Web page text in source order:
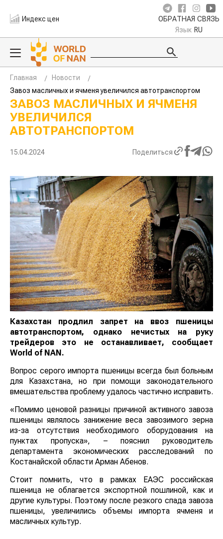
Индекс цен ОБРАТНАЯ СВЯЗЬ
Язык RU
Главная
Новости
Завоз масличных и ячменя увеличился автотранспортом
ЗАВОЗ МАСЛИЧНЫХ И ЯЧМЕНЯ
УВЕЛИЧИЛСЯ
АВТОТРАНСПОРТОМ
15.04.2024 Поделиться
Казахстан продлил запрет на ввоз пшеницы
автотранспортом, однако нечистых на руку
трейдеров это не останавливает, сообщает
World of NAN.
Вопрос серого импорта пшеницы всегда был больным
для Казахстана, но при помощи законодательного
вмешательства проблему удалось частично исправить.
«Помимо ценовой разницы причиной активного завоза
пшеницы являлось занижение веса завозимого зерна
из-за отсутствия необходимого оборудования на
пунктах пропуска», – пояснил руководитель
департамента экономических расследований по
Костанайской области Арман Абенов.
Стоит помнить, что в рамках ЕАЭС российская
пшеница не облагается экспортной пошлиной, как и
другие культуры. Поэтому после резкого спада завоза
пшеницы, увеличились объемы импорта ячменя и
масличных культур.